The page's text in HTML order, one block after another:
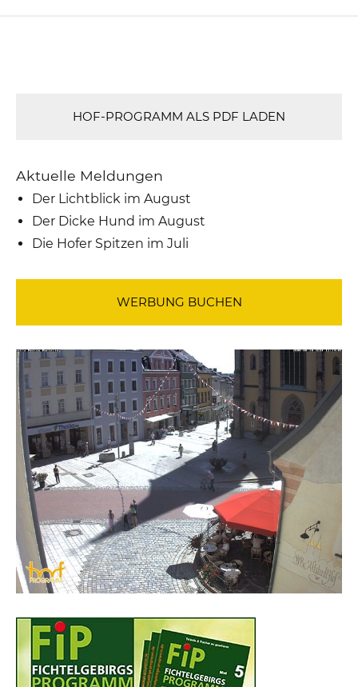
HOF-PROGRAMM ALS PDF LADEN
Aktuelle Meldungen
Der Lichtblick im August
Der Dicke Hund im August
Die Hofer Spitzen im Juli
WERBUNG BUCHEN